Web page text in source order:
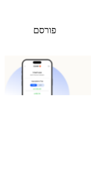
פורסם